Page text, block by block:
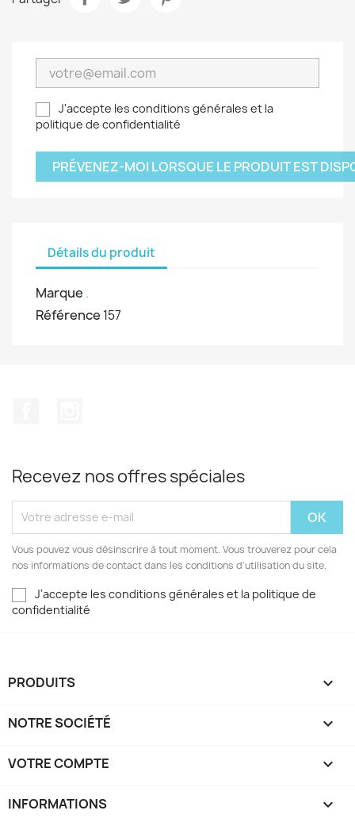
J'accepte les conditions générales et la
politique de confidentialité
PRÉVENEZ-MOI LORSQUE LE PRODUIT EST
Détails du produit
Marque .
Référence 157
Recevez nos offres spéciales
Vous pouvez vous désinscrire à tout moment. Vous trouverez pour cela
nos informations de contact dans les conditions d'utilisation du site.
J'accepte les conditions générales et la politique de
confidentialité
PRODUITS 
NOTRE SOCIÉTÉ 
VOTRE COMPTE 
INFORMATIONS keyboard_arrow_down